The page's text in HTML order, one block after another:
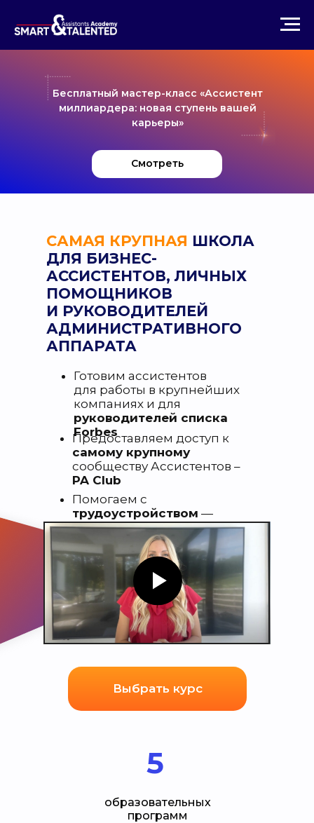
Бесплатный мастер-класс «Ассистент
миллиардера: новая ступень вашей
карьеры»
Смотреть
САМАЯ КРУПНАЯ ШКОЛА
ДЛЯ БИЗНЕС-
АССИСТЕНТОВ, ЛИЧНЫХ
ПОМОЩНИКОВ
И РУКОВОДИТЕЛЕЙ
АДМИНИСТРАТИВНОГО
АППАРАТА
5
образовательных
программ
Готовим ассистентов
для работы в крупнейших
компаниях и для
руководителей списка
Forbes
Предоставляем доступ к
самому крупному
сообществу Ассистентов –
PA Club
Помогаем с
трудоустройством —
собственное кадровое
агентство
Выбрать курс